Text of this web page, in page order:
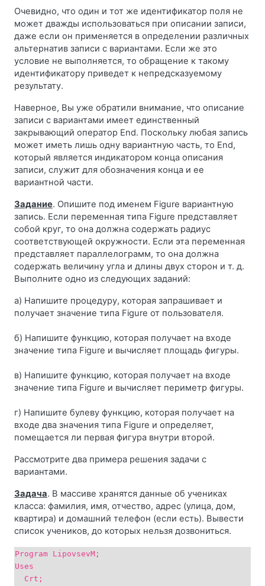
Очевидно, что один и тот же идентификатор поля не
может дважды использоваться при описании записи,
даже если он применяется в определении различных
альтернатив записи с вариантами. Если же это
условие не выполняется, то обращение к такому
идентификатору приведет к непредсказуемому
результату.
Наверное, Вы уже обратили внимание, что описание
записи с вариантами имеет единственный
закрывающий оператор End. Поскольку любая запись
может иметь лишь одну вариантную часть, то End,
который является индикатором конца описания
записи, служит для обозначения конца и ее
вариантной части.
Задание. Опишите под именем Figure вариантную
запись. Если переменная типа Figure представляет
собой круг, то она должна содержать радиус
соответствующей окружности. Если эта переменная
представляет параллелограмм, то она должна
содержать величину угла и длины двух сторон и т. д.
Выполните одно из следующих заданий:
а) Напишите процедуру, которая запрашивает и
получает значение типа Figure от пользователя.
б) Напишите функцию, которая получает на входе
значение типа Figure и вычисляет площадь фигуры.
в) Напишите функцию, которая получает на входе
значение типа Figure и вычисляет периметр фигуры.
г) Напишите булеву функцию, которая получает на
входе два значения типа Figure и определяет,
помещается ли первая фигура внутри второй.
Рассмотрите два примера решения задачи с
вариантами.
Задача. В массиве хранятся данные об учениках
класса: фамилия, имя, отчество, адрес (улица, дом,
квартира) и домашний телефон (если есть). Вывести
список учеников, до которых нельзя дозвониться.
Program LipovsevM;
Uses
Crt;